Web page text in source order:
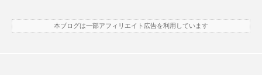
本ブログは一部アフィリエイト広告を利用しています